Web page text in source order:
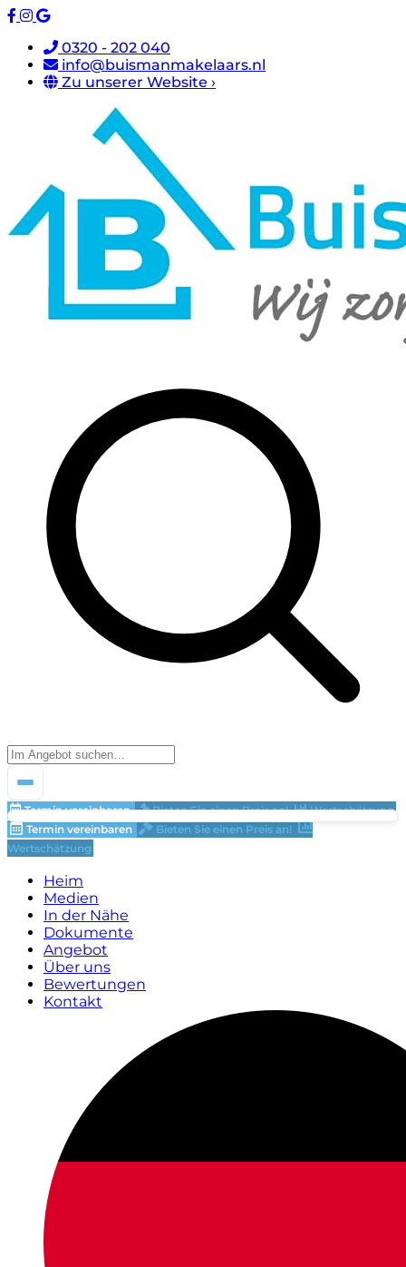
0320 - 202 040
info@buismanmakelaars.nl
Zu unserer Website ›
Termin vereinbaren Bieten Sie einen Preis an!
Wertschätzung
Termin vereinbaren
Bieten Sie einen Preis an!
Wertschätzung
Heim
Medien
In der Nähe
Dokumente
Angebot
Über uns
Bewertungen
Kontakt